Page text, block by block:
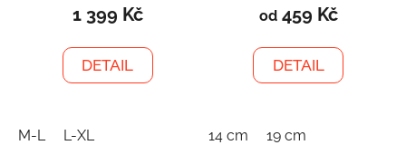
1 399 Kč
DETAIL
M-L L-XL
od459 Kč
DETAIL
14 cm 19 cm